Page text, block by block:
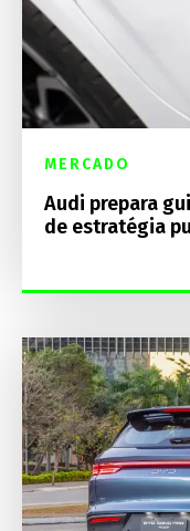
MERCADO
Audi prepara
de estratégia